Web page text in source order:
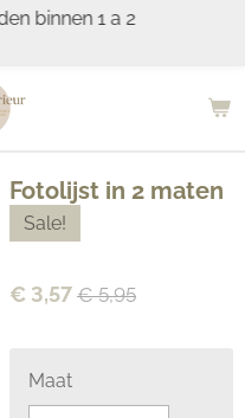
binnen 1 a 2
Fotolijst in 2 maten
Sale!
€ 3,57 € 5,95
Maat